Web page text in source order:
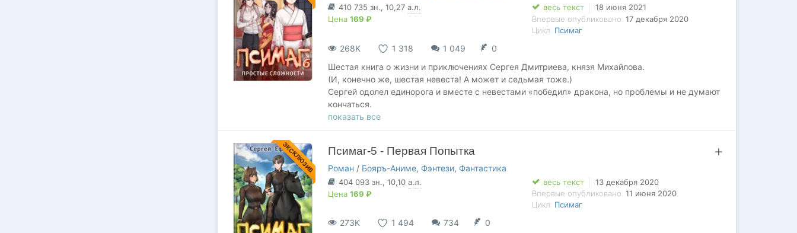
410 735 зн., 10,27 а.л.
Цена 169 ₽
весь текст
18 июня 2021
Впервые опубликовано: 17 декабря 2020
Цикл: Псимаг
268K 1 318 1 049
0
Шестая книга о жизни и приключениях Сергея Дмитриева, князя Михайлова.
(И, конечно же, шестая невеста! А может и седьмая тоже.)
Сергей одолел единорога и вместе с невестами «победил» дракона, но проблемы и не думают
кончаться.
Первая книга:https://author.today/work/7914
показать все
ЭКСКЛЮЗИВ Псимаг-5 - Первая Попытка
Роман / Бояръ-Аниме, Фэнтези, Фантастика
404 093 зн., 10,10 а.л.
Цена 169 ₽
весь текст
13 декабря 2020
Впервые опубликовано: 11 июня 2020
Цикл: Псимаг
273K 1 494 734
0